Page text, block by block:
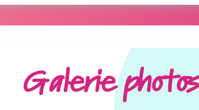
Galerie photos